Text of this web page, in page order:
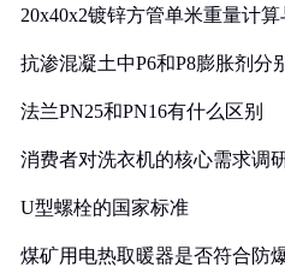
20x40x2镀锌方管单米重量计
抗渗混凝土中P6和P8膨胀剂分
法兰PN25和PN16有什么区别
消费者对洗衣机的核心需求调
U型螺栓的国家标准
煤矿用电热取暖器是否符合防